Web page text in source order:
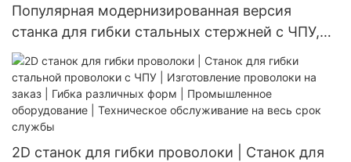
Популярная модернизированная версия
станка для гибки стальных стержней с ЧПУ,
разработанная собственной операционной
системой для проволоки диаметром 3-8 мм.
2D станок для гибки проволоки | Станок для